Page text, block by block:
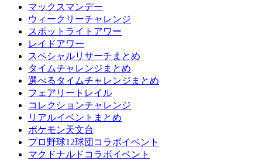
マックスマンデー
ウィークリーチャレンジ
スポットライトアワー
レイドアワー
スペシャルリサーチまとめ
タイムチャレンジまとめ
選べるタイムチャレンジまとめ
フェアリートレイル
コレクションチャレンジ
リアルイベントまとめ
ポケモン天文台
プロ野球12球団コラボイベント
マクドナルドコラボイベント